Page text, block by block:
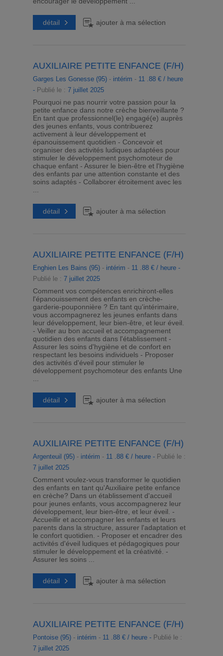
détail ajouter à ma sélection
AUXILIAIRE PETITE ENFANCE (F/H)
Garges Les Gonesse (95)- intérim - 11 .88 € / heure
- Publié le : 7 juillet 2025
Pourquoi ne pas nourrir votre passion pour la
petite enfance dans notre crèche bienveillante ?
En tant que professionnel(le) engagé(e) auprès
des jeunes enfants, vous contribuerez
activement à leur développement et
épanouissement quotidien - Concevoir et
organiser des activités ludiques adaptées pour
stimuler le développement psychomoteur de
chaque enfant - Assurer le bien-être et l'hygiène
des enfants par une attention constante et des
soins adaptés - Collaborer étroitement avec les
...
détail ajouter à ma sélection
AUXILIAIRE PETITE ENFANCE (F/H)
Enghien Les Bains (95)- intérim - 11 .88 € / heure -
Publié le : 7 juillet 2025
Comment vos compétences enrichiront-elles
l'épanouissement des enfants en crèche-
garderie-pouponnière ? En tant qu'intérimaire,
vous accompagnerez les jeunes enfants dans
leur développement, leur bien-être, et leur éveil.
- Veiller au bon accueil et accompagnement
quotidien des enfants dans l'établissement -
Assurer les soins d'hygiène et de confort en
respectant les besoins individuels - Proposer
des activités d'éveil pour stimuler le
développement psychomoteur des enfants Une
...
détail ajouter à ma sélection
AUXILIAIRE PETITE ENFANCE (F/H)
Argenteuil (95)- intérim - 11 .88 € / heure - Publié le :
7 juillet 2025
Comment voulez-vous transformer le quotidien
des enfants en tant qu'Auxiliaire petite enfance
en crèche? Dans un établissement d'accueil
pour jeunes enfants, vous accompagnerez leur
développement, leur bien-être, et leur éveil. -
Accueillir et accompagner les enfants et leurs
parents dans la structure, assurer l'adaptation et
le confort quotidien. - Proposer et encadrer des
activités d'éveil ludiques et pédagogiques pour
stimuler le développement et la créativité. -
Assurer les soins ...
détail ajouter à ma sélection
AUXILIAIRE PETITE ENFANCE (F/H)
Pontoise (95)- intérim - 11 .88 € / heure - Publié le :
7 juillet 2025